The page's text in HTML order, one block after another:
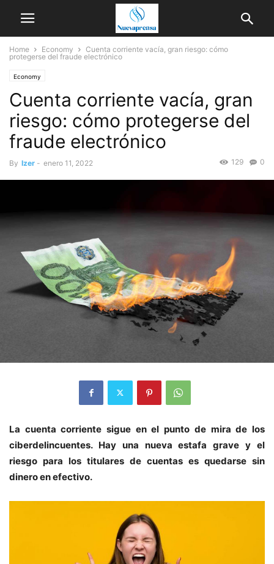
Home Economy
Cuenta corriente vacía, gran riesgo: cómo
protegerse del fraude electrónico
Economy
Cuenta corriente vacía, gran
riesgo: cómo protegerse del
fraude electrónico
By Izer - enero 11, 2022 0
129
La cuenta corriente sigue en el punto de mira de los
ciberdelincuentes. Hay una nueva estafa grave y el
riesgo para los titulares de cuentas es quedarse sin
dinero en efectivo.